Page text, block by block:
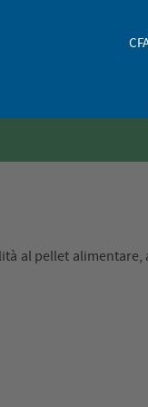
al pellet alimentare,